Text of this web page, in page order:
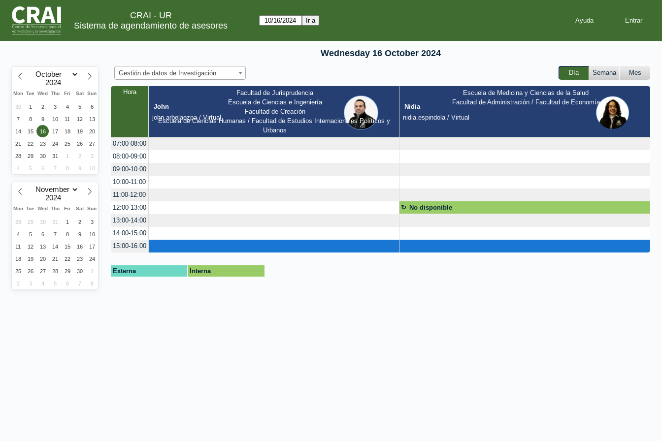
CRAI - UR
Sistema de agendamiento de asesores
Ayuda
Mon Tue Wed Thu Fri Sat Sun
30 1 2 3 4 5 6
7 8 9 10 11 12 13
14 15 16 17 18 19 20
21 22 23 24 25 26 27
28 29 30 31 1 2 3
4 5 6 7 8 9 10
Mon Tue Wed Thu Fri Sat Sun
28 29 30 31 1 2 3
4 5 6 7 8 9 10
11 12 13 14 15 16 17
18 19 20 21 22 23 24
25 26 27 28 29 30 1
2 3 4 5 6 7 8
Wednesday 16 October 2024
Gestión de datos de Investigación Día Semana Mes
Hora
John
john.arbelaezpa / Virtual
Facultad de Jurisprudencia
Escuela de Ciencias e Ingeniería
Facultad de Creación
Escuela de Ciencias Humanas / Facultad de Estudios Internacionales Políticos y
Urbanos
Nidia
nidia.espindola / Virtual
Escuela de Medicina y Ciencias de la Salud
Facultad de Administración / Facultad de Economía
07:00-08:00
08:00-09:00
09:00-10:00
10:00-11:00
11:00-12:00
12:00-13:00
No disponible
13:00-14:00
14:00-15:00
15:00-16:00
Externa Interna